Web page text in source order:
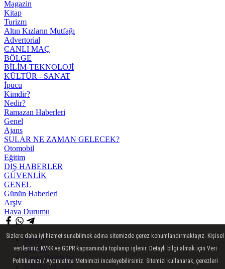
Magazin
Kitap
Turizm
Altın Kızların Mutfağı
Advertorial
CANLI MAÇ
BÖLGE
BİLİM-TEKNOLOJİ
KÜLTÜR - SANAT
İpucu
Kimdir?
Nedir?
Ramazan Haberleri
Genel
Ajans
SULAR NE ZAMAN GELECEK?
Otomobil
Eğitim
DIŞ HABERLER
GÜVENLİK
GENEL
Günün Haberleri
Arşiv
Hava Durumu
Künye
İletişim
Çerez Politikası
Gizlilik İlkeleri
Sizlere daha iyi hizmet sunabilmek adına sitemizde çerez konumlandırmaktayız. Kişisel
verileriniz, KVKK ve GDPR kapsamında toplanıp işlenir. Detaylı bilgi almak için Veri
Politikamızı / Aydınlatma Metnimizi inceleyebilirsiniz. Sitemizi kullanarak, çerezleri